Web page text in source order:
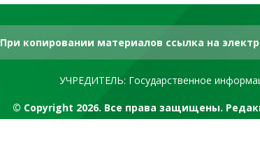
При копировании материалов ссылка на
УЧРЕДИТЕЛЬ: Государственное
© Copyright 2026. Все права защищены.